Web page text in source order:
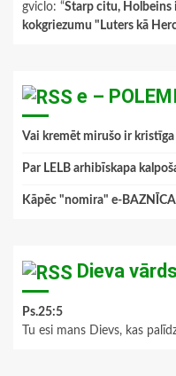
gviclo: “Starp citu, Holbeins
kokgriezumu "Luters kā
e –
Vai kremēt mirušo ir kristīga
Par LELB arhibīskapa
Kāpēc "nomira" e-
Dieva
Ps.25:5
Tu esi mans Dievs, kas